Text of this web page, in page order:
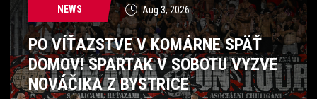
NEWS Aug 3, 2026
PO VÍŤAZSTVE V KOMÁRNE SPÄŤ
DOMOV! SPARTAK V SOBOTU VYZVE
NOVÁČIKA Z BYSTRICE